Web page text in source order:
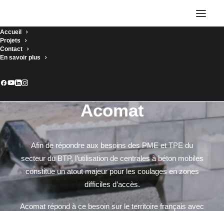
Accueil
Projets
Contact
En savoir plus
Acomat
Afin de répondre aux besoins des PME et TPE du
secteur du BTP, l’utilisation de centrales à béton mobiles
constitue un atout majeur pour les coulages en zones
difficiles d’accès.
Acomat répond à ce besoin sur le territoire français avec